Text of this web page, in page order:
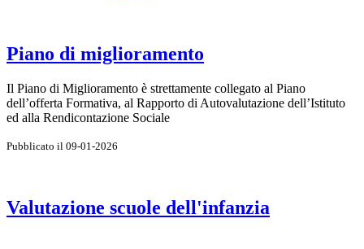
Piano di miglioramento
Il Piano di Miglioramento è strettamente collegato al Piano
dell’offerta Formativa, al Rapporto di Autovalutazione dell’Istituto
ed alla Rendicontazione Sociale
Pubblicato il 09-01-2026
Valutazione scuole dell'infanzia